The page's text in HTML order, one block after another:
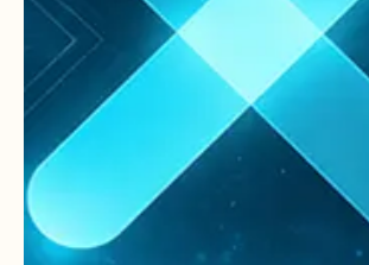
Soporte y Comunidad